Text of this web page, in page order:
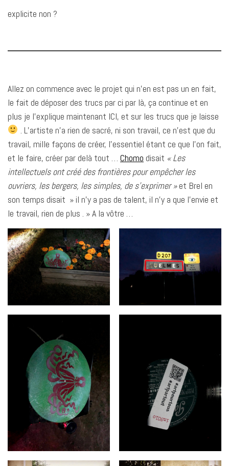
explicite non ?
Allez on commence avec le projet qui n’en est pas un en fait,
le fait de déposer des trucs par ci par là, ça continue et en
plus je l’explique maintenant ICI, et sur les trucs que je laisse
. L’artiste n’a rien de sacré, ni son travail, ce n’est que du
travail, mille façons de créer, l’essentiel étant ce que l’on fait,
et le faire, créer par delà tout … Chomo disait « Les
intellectuels ont créé des frontières pour empêcher les
ouvriers, les bergers, les simples, de s’exprimer »et Brel en
son temps disait » il n’y a pas de talent, il n’y a que l’envie et
le travail, rien de plus . » A la vôtre …